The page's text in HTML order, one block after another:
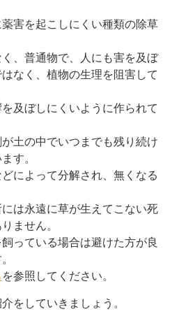
/ 江戸川区 / 八王子市 / 立川市 /
調布市 / 町田市 / 小金井市 / 小平
市 / 福生市 / 狛江市 / 多摩市 / 稲
害を起こしにくい種類の除草
、普通物で、人にも害を及ぼ
なく、植物の生理を阻害して
及ぼしにくいように作られて
土の中でいつまでも残り続け
す。
によって分解され、無くなる
は永遠に草が生えてこない死
ません。
っている場合は避けた方が良
を参照してください。
をしていきましょう。